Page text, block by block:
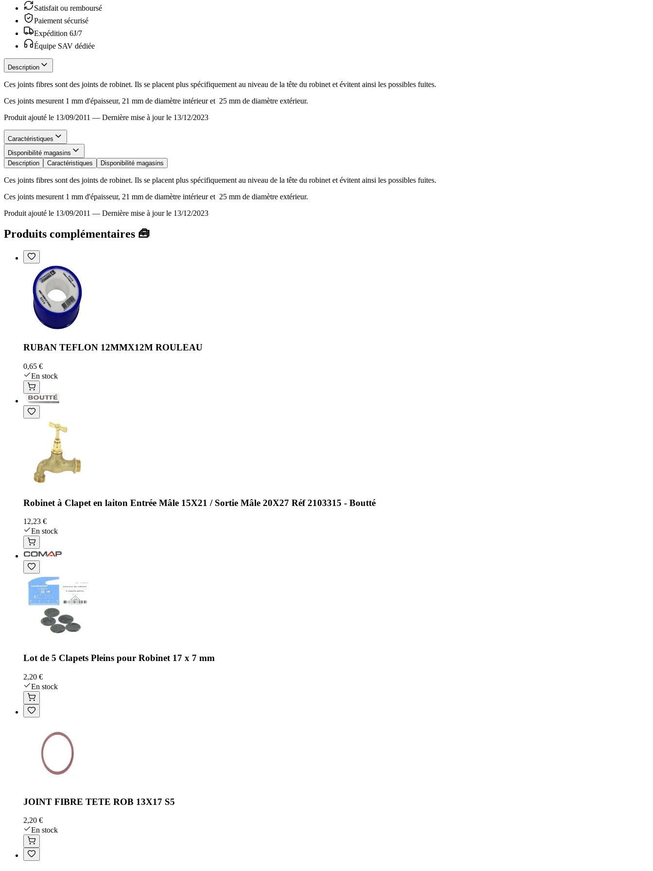
Satisfait ou remboursé
Paiement sécurisé
Expédition 6J/7
Équipe SAV dédiée
Description
Ces joints fibres sont des joints de robinet. Ils se placent plus spécifiquement au niveau de la tête du robinet et évitent ainsi les possibles fuites.
Ces joints mesurent 1 mm d'épaisseur, 21 mm de diamètre intérieur et 25 mm de diamètre extérieur.
Produit ajouté le 13/09/2011 — Dernière mise à jour le 13/12/2023
Caractéristiques
Disponibilité magasins
Description
Caractéristiques Disponibilité magasins
Ces joints fibres sont des joints de robinet. Ils se placent plus spécifiquement au niveau de la tête du robinet et évitent ainsi les possibles fuites.
Ces joints mesurent 1 mm d'épaisseur, 21 mm de diamètre intérieur et 25 mm de diamètre extérieur.
Produit ajouté le 13/09/2011 — Dernière mise à jour le 13/12/2023
Produits complémentaires 🧰
RUBAN TEFLON 12MMX12M ROULEAU
0,65 €
En stock
Robinet à Clapet en laiton Entrée Mâle 15X21 / Sortie Mâle 20X27 Réf 2103315 - Boutté
12,23 €
En stock
Lot de 5 Clapets Pleins pour Robinet 17 x 7 mm
2,20 €
En stock
JOINT FIBRE TETE ROB 13X17 S5
2,20 €
En stock